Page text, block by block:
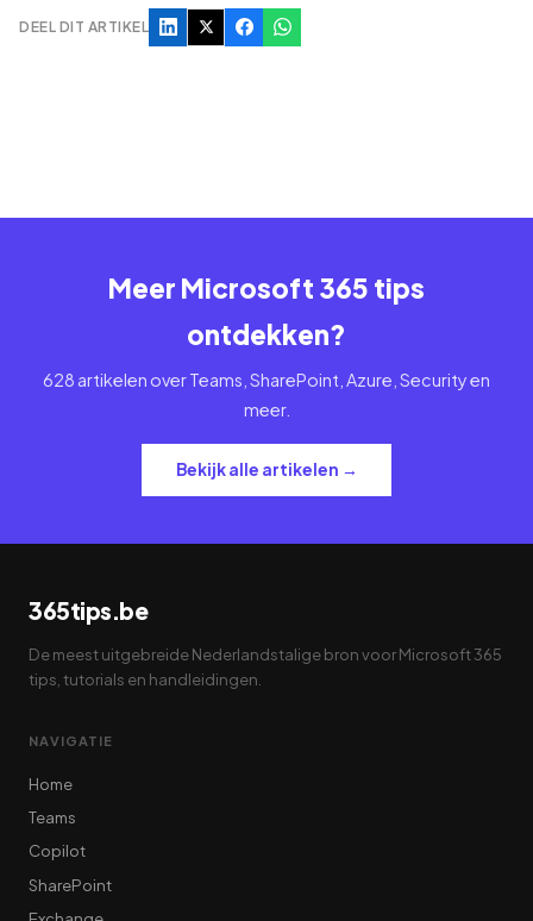
DEEL DIT ARTIKEL
Meer Microsoft 365 tips
ontdekken?
628 artikelen over Teams, SharePoint, Azure, Security en
meer.
Bekijk alle artikelen →
365tips.be
De meest uitgebreide Nederlandstalige bron voor Microsoft 365
tips, tutorials en handleidingen.
NAVIGATIE
Home
Teams
Copilot
SharePoint